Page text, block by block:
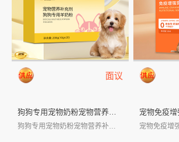
面议
狗狗专用宠物奶粉宠物营养补充剂定制代加工...